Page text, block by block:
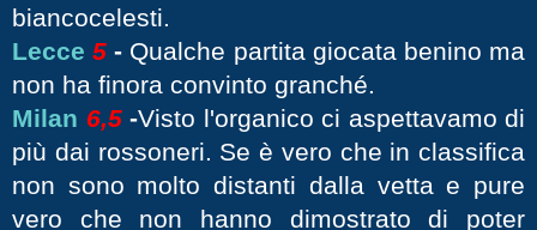
biancocelesti.
Lecce 5 - Qualche partita giocata benino ma
non ha finora convinto granché.
Milan 6,5 -Visto l'organico ci aspettavamo di
più dai rossoneri. Se è vero che in classifica
non sono molto distanti dalla vetta e pure
vero che non hanno dimostrato di poter